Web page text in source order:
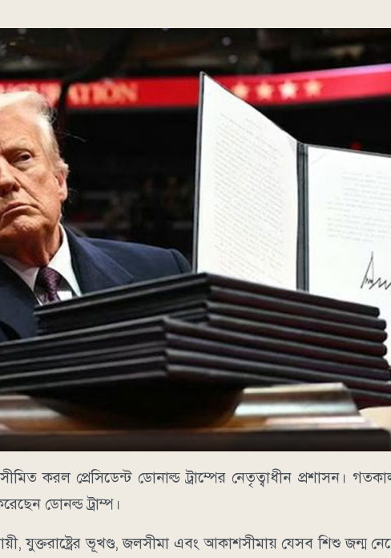
সীমিত করল প্রেসিডেন্ট ডোনাল্ড ট্রাম্পের নেতৃত্বাধীন প্রশাসন।
ডোনল্ড ট্রাম্প।
যুক্তরাষ্ট্রের ভূখণ্ড, জলসীমা এবং আকাশসীমায় যেসব শিশু জন্ম